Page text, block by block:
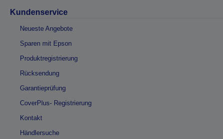
Kundenservice
Neueste Angebote
Sparen mit Epson
Produktregistrierung
Rücksendung
Garantieprüfung
CoverPlus- Registrierung
Kontakt
Händlersuche